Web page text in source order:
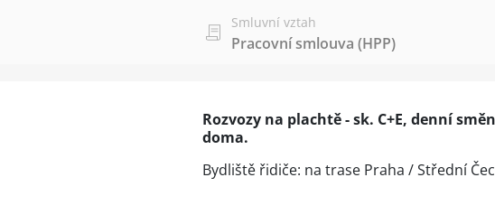
Smluvní vztah
Pracovní smlouva (HPP)
Rozvozy na plachtě - sk. C+E, denní
doma.
Bydliště řidiče: na trase Praha / Střední